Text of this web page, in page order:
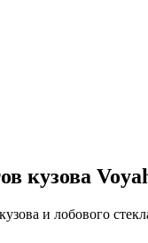
кузова
и лобового